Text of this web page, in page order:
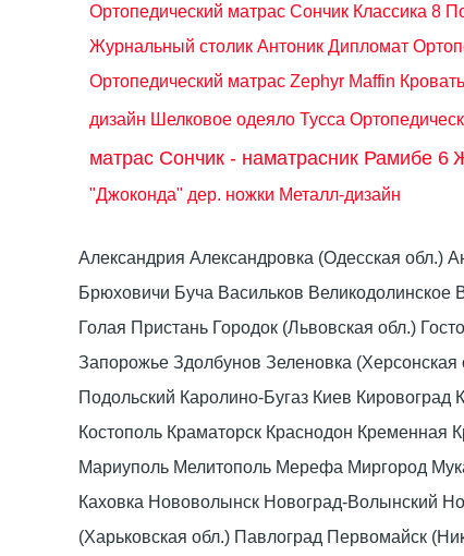
Ортопедический матрас Сончик Классика 8
Журнальный столик Антоник Дипломат
Ортопедический матрас Zephyr Maffin
дизайн Шелковое одеяло Тусса
матрас Сончик - наматрасник Рамибе 6
"Джоконда" дер. ножки Металл-дизайн
Александрия Александровка (Одесская обл.)
Брюховичи Буча Васильков
Голая Пристань Городок (Львовская обл.)
Запорожье Здолбунов Зеленовка
Подольский Каролино-Бугаз Киев
Костополь Краматорск Краснодон Кременная
Мариуполь Мелитополь Мерефа Миргород
Каховка Нововолынск Новоград-Волынский
(Харьковская обл.) Павлоград Первомайск